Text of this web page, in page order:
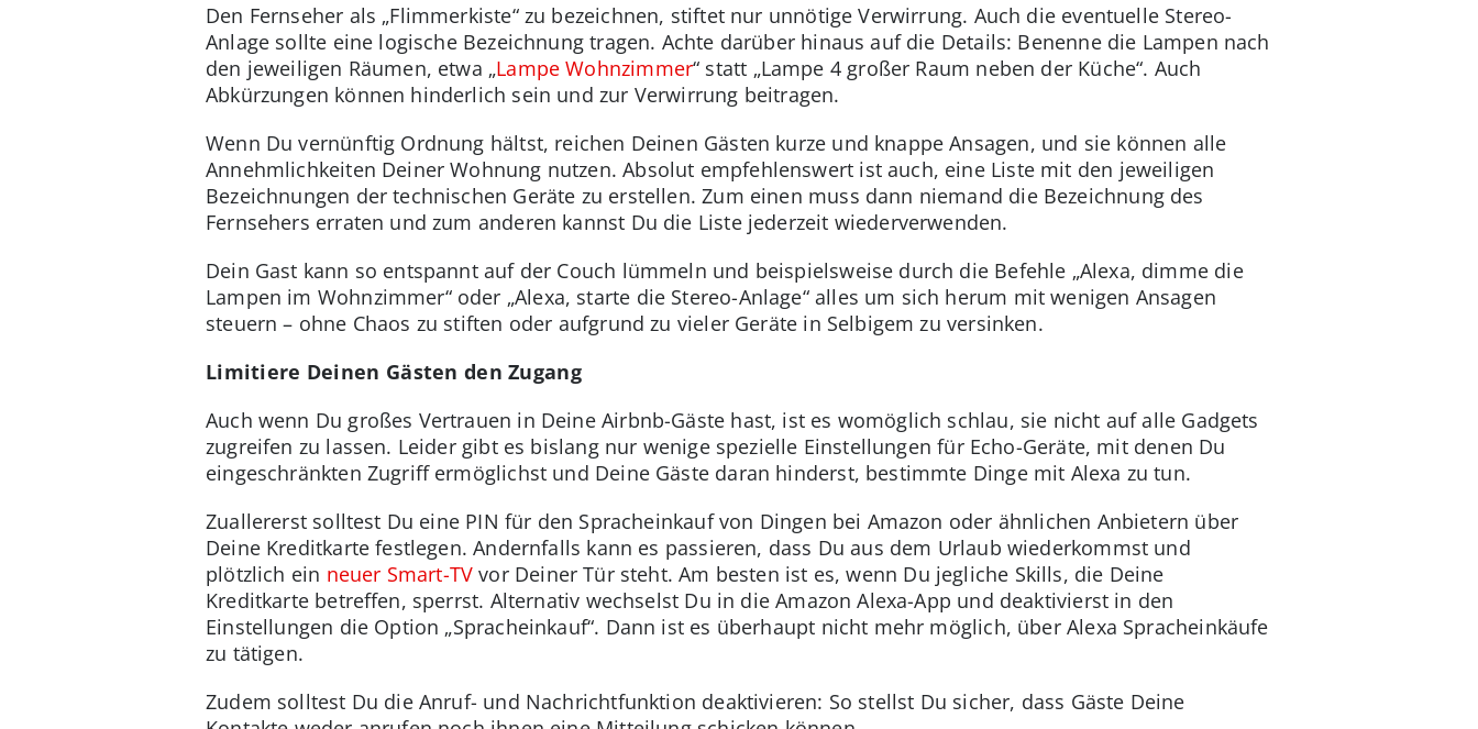
Den Fernseher als „Flimmerkiste“ zu bezeichnen, stiftet nur unnötige Verwirrung. Auch die eventuelle Stereo-
Anlage sollte eine logische Bezeichnung tragen. Achte darüber hinaus auf die Details: Benenne die Lampen nach
den jeweiligen Räumen, etwa „Lampe Wohnzimmer“ statt „Lampe 4 großer Raum neben der Küche“. Auch
Abkürzungen können hinderlich sein und zur Verwirrung beitragen.
Wenn Du vernünftig Ordnung hältst, reichen Deinen Gästen kurze und knappe Ansagen, und sie können alle
Annehmlichkeiten Deiner Wohnung nutzen. Absolut empfehlenswert ist auch, eine Liste mit den jeweiligen
Bezeichnungen der technischen Geräte zu erstellen. Zum einen muss dann niemand die Bezeichnung des
Fernsehers erraten und zum anderen kannst Du die Liste jederzeit wiederverwenden.
Dein Gast kann so entspannt auf der Couch lümmeln und beispielsweise durch die Befehle „Alexa, dimme die
Lampen im Wohnzimmer“ oder „Alexa, starte die Stereo-Anlage“ alles um sich herum mit wenigen Ansagen
steuern – ohne Chaos zu stiften oder aufgrund zu vieler Geräte in Selbigem zu versinken.
Limitiere Deinen Gästen den Zugang
Auch wenn Du großes Vertrauen in Deine Airbnb-Gäste hast, ist es womöglich schlau, sie nicht auf alle Gadgets
zugreifen zu lassen. Leider gibt es bislang nur wenige spezielle Einstellungen für Echo-Geräte, mit denen Du
eingeschränkten Zugriff ermöglichst und Deine Gäste daran hinderst, bestimmte Dinge mit Alexa zu tun.
Zuallererst solltest Du eine PIN für den Spracheinkauf von Dingen bei Amazon oder ähnlichen Anbietern über
Deine Kreditkarte festlegen. Andernfalls kann es passieren, dass Du aus dem Urlaub wiederkommst und
plötzlich ein neuer Smart-TV vor Deiner Tür steht. Am besten ist es, wenn Du jegliche Skills, die Deine
Kreditkarte betreffen, sperrst. Alternativ wechselst Du in die Amazon Alexa-App und deaktivierst in den
Einstellungen die Option „Spracheinkauf“. Dann ist es überhaupt nicht mehr möglich, über Alexa Spracheinkäufe
zu tätigen.
Zudem solltest Du die Anruf- und Nachrichtfunktion deaktivieren: So stellst Du sicher, dass Gäste Deine